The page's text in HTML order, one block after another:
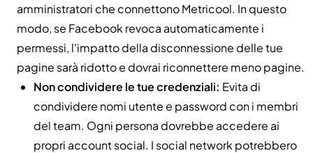
amministratori che connettono Metricool. In questo
modo, se Facebook revoca automaticamente i
permessi, l'impatto della disconnessione delle tue
pagine sarà ridotto e dovrai riconnettere meno pagine.
Non condividere le tue credenziali: Evita di
condividere nomi utente e password con i membri
del team. Ogni persona dovrebbe accedere ai
propri account social. I social network potrebbero